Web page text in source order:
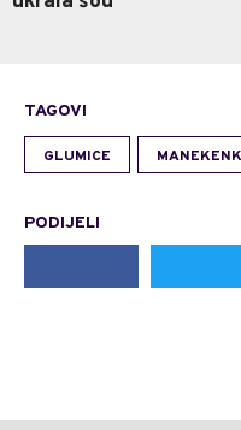
TAGOVI
GLUMICE
PODIJELI